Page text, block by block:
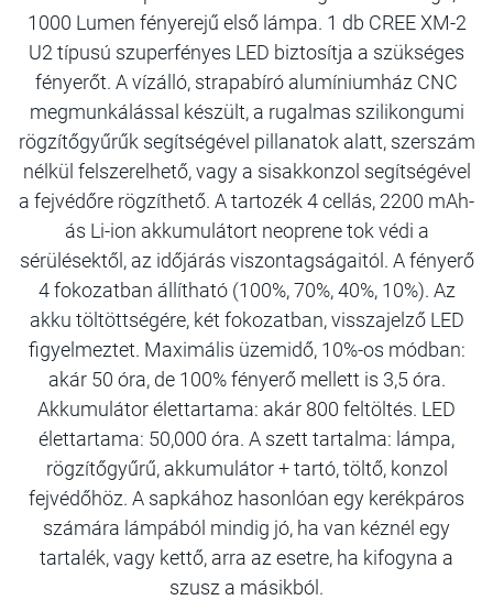
1000 Lumen fényerejű első lámpa. 1 db CREE XM-2
U2 típusú szuperfényes LED biztosítja a szükséges
fényerőt. A vízálló, strapabíró alumíniumház CNC
megmunkálással készült, a rugalmas szilikongumi
rögzítőgyűrűk segítségével pillanatok alatt, szerszám
nélkül felszerelhető, vagy a sisakkonzol segítségével
a fejvédőre rögzíthető. A tartozék 4 cellás, 2200 mAh-
ás Li-ion akkumulátort neoprene tok védi a
sérülésektől, az időjárás viszontagságaitól. A fényerő
4 fokozatban állítható (100%, 70%, 40%, 10%). Az
akku töltöttségére, két fokozatban, visszajelző LED
figyelmeztet. Maximális üzemidő, 10%-os módban:
akár 50 óra, de 100% fényerő mellett is 3,5 óra.
Akkumulátor élettartama: akár 800 feltöltés. LED
élettartama: 50,000 óra. A szett tartalma: lámpa,
rögzítőgyűrű, akkumulátor + tartó, töltő, konzol
fejvédőhöz. A sapkához hasonlóan egy kerékpáros
számára lámpából mindig jó, ha van kéznél egy
tartalék, vagy kettő, arra az esetre, ha kifogyna a
szusz a másikból.